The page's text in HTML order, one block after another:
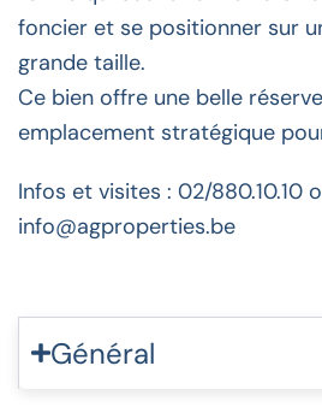
foncier et se positionner sur
grande taille.
Ce bien offre une belle
emplacement stratégique
Infos et visites : 02/880.10.10
info@agproperties.be
Général